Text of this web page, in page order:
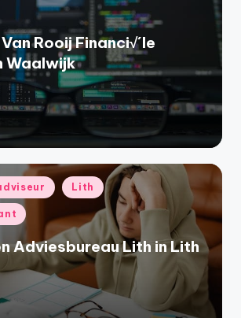
Rooij Financi√´le
Waalwijk
Lith
Adviesbureau Lith in Lith